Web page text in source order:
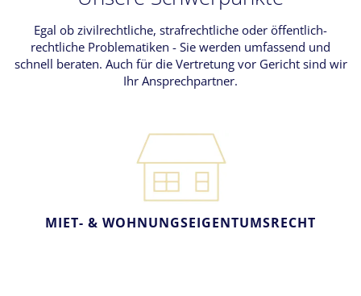
Egal ob zivilrechtliche, strafrechtliche oder öffentlich-
rechtliche Problematiken - Sie werden umfassend und
schnell beraten. Auch für die Vertretung vor Gericht sind wir
Ihr Ansprechpartner.
MIET- & WOHNUNGSEIGENTUMSRECHT